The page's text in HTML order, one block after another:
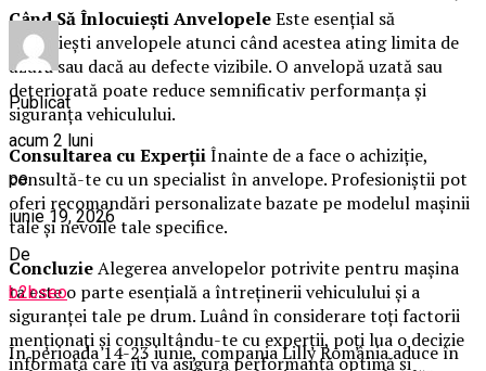
Când Să Înlocuiești AnvelopeleEste esențial să
înlocuiești anvelopele atunci când acestea ating limita de
uzură sau dacă au defecte vizibile. O anvelopă uzată sau
deteriorată poate reduce semnificativ performanța și
siguranța vehiculului.
Consultarea cu ExperțiiÎnainte de a face o achiziție,
consultă-te cu un specialist în anvelope. Profesioniștii pot
oferi recomandări personalizate bazate pe modelul mașinii
tale și nevoile tale specifice.
ConcluzieAlegerea anvelopelor potrivite pentru mașina
ta este o parte esențială a întreținerii vehiculului și a
siguranței tale pe drum. Luând în considerare toți factorii
menționați și consultându-te cu experții, poți lua o decizie
informată care îți va asigura performanță optimă și
Publicat
acum 2 luni
pe
iunie 19, 2026
De
b2bseo
În perioada 14-23 iunie, compania Lilly România aduce în